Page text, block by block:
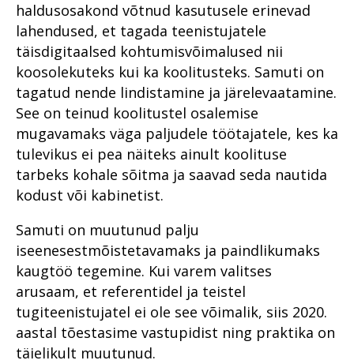
Vahistamine ja
konfiskeerimine
Riigivastased süüteod
Organiseeritud kuritegevus
Küberkuritegevus
kogukonnaga
Põhja ringkonnaprokuratuur
Lääne ringkonnaprokuratuur
Lõuna ringkonnaprokuratuur
Viru ringkonnaprokuratuur
Süüdistusosakond 1
Süüdistusosakond 2
Haldusosakond
Südametunnistuse poolel
väärtustatakse kogemust
Erikonsultandi eripalgeline töö
Rahvusvaheline koostöö
Rahvusvaheline
koolituskoostöö
prokuratuuris
Raske
korruptsioonikuritegevus
Riigi peaprokurörilt
Riigihangetega seotud
korruptsioonist
meditsiinisektoris
Süüdistusosakond aastal
2022
Suure kahjuga
majanduskuritegevus
Tervislikel põhjustel
menetlusest vabastamine –
puutumatud
Põhja ringkonnaprokuratuur
aastal 2021
Rahvusvaheline koostöö
küberkuritegude uurimisel
Rahvusvahelise
küberkuritegevuse
tõkestamise väljakutsetest
tõendite kogumisel
Raske
Suur samm edasi
investeerimiskelmuste
pandeemia peatamiseks
Suure kahjuga
majanduskuritegevus
Süüdistusosakond aastal
Koovit – turist, kellest sai
kohalik
Põhja ringkonnaprokuratuur
2020. aastal
Viru ringkonnaprokuratuur
aastal 2020
Lääne ringkonnaprokuratuur
2020. aastal
Lõuna ringkonnaprokuratuur
Avalike suhete osakond 2020.
aastal
Süüdistusosakond 2020.
aastal
Järelevalveosakond 2020.
aastal
haldusosakond võtnud kasutusele erinevad
lahendused, et tagada teenistujatele
täisdigitaalsed kohtumisvõimalused nii
koosolekuteks kui ka koolitusteks. Samuti on
tagatud nende lindistamine ja järelevaatamine.
See on teinud koolitustel osalemise
mugavamaks väga paljudele töötajatele, kes ka
tulevikus ei pea näiteks ainult koolituse
tarbeks kohale sõitma ja saavad seda nautida
kodust või kabinetist.
Samuti on muutunud palju
iseenesestmõistetavamaks ja paindlikumaks
kaugtöö tegemine. Kui varem valitses
arusaam, et referentidel ja teistel
tugiteenistujatel ei ole see võimalik, siis 2020.
aastal tõestasime vastupidist ning praktika on
täielikult muutunud.